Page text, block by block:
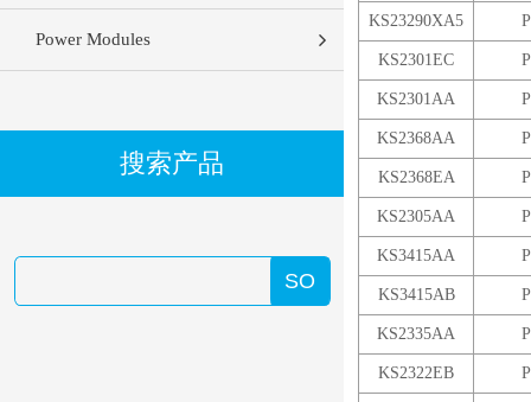
Power Modules
搜索产品
KS23290XA5 P
KS2301EC P
KS2301AA P
KS2368AA P
KS2368EA P
KS2305AA P
KS3415AA P
KS3415AB P
KS2335AA P
KS2322EB P